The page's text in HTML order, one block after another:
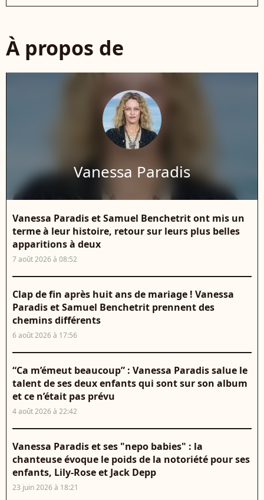
À propos de
Vanessa Paradis
Vanessa Paradis et Samuel Benchetrit ont mis un
terme à leur histoire, retour sur leurs plus belles
apparitions à deux
7 août 2026 à 08:52
Clap de fin après huit ans de mariage ! Vanessa
Paradis et Samuel Benchetrit prennent des
chemins différents
6 août 2026 à 17:56
“Ca m’émeut beaucoup” : Vanessa Paradis salue le
talent de ses deux enfants qui sont sur son album
et ce n’était pas prévu
4 août 2026 à 22:42
Vanessa Paradis et ses "nepo babies" : la
chanteuse évoque le poids de la notoriété pour ses
enfants, Lily-Rose et Jack Depp
23 juin 2026 à 18:21